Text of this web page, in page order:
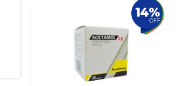
14%
OFF